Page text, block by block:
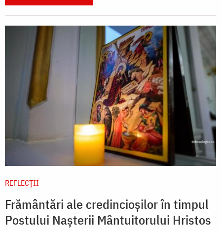
REFLECȚII
Frământări ale credincioșilor în timpul
Postului Nașterii Mântuitorului Hristos